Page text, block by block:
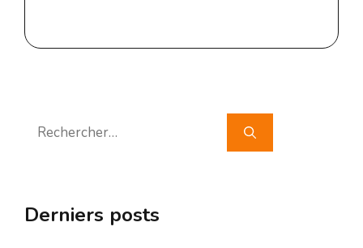
Rechercher :
Derniers posts